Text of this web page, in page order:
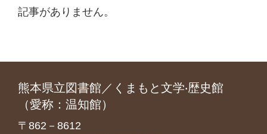
記事がありません。
熊本県立図書館／くまもと文学‧歴史館
（愛称：温知館）
〒862－8612